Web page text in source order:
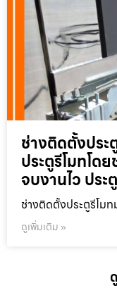
ช่างติดตั้งปร
ประตูรีโมทโด
จบงานไว ปร
ช่างติดตั้งประตูรีโม
ดูเพิ่มเติม »